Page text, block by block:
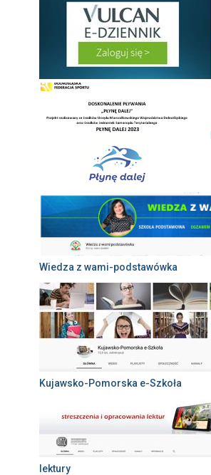
Wiedza z wami-podstawówka
Kujawsko-Pomorska e-Szkoła
lektury